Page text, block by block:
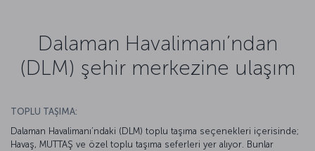
Dalaman Havalimanı’ndan
(DLM) şehir merkezine ulaşım
TOPLU TAŞIMA:
Dalaman Havalimanı’ndaki (DLM) toplu taşıma seçenekleri içerisinde;
Havaş, MUTTAŞ ve özel toplu taşıma seferleri yer alıyor. Bunlar